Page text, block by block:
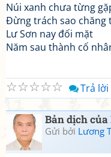
Núi xanh chưa từng
Đừng trách sao chăng
Lư Sơn nay đối mặt
Năm sau thành cố
☆
☆
☆
☆
☆ Trả lời
Bản dịch của
Gửi bởi Lương